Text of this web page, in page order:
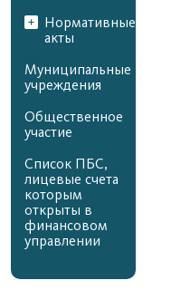
Нормативные
акты
Муниципальные
учреждения
Общественное
участие
Список ПБС,
лицевые счета
которым
открыты в
финансовом
управлении